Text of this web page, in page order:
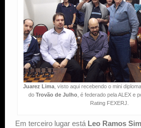
Juarez Lima , visto aqui recebendo o mini
do Trovão de Julho, é federado pela ALEX e
Rating FEXERJ.
Em terceiro lugar está Leo Ramos